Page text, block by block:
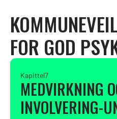
FOR GOD
Kapittel7
MEDVIRKNING
INVOLVERING-